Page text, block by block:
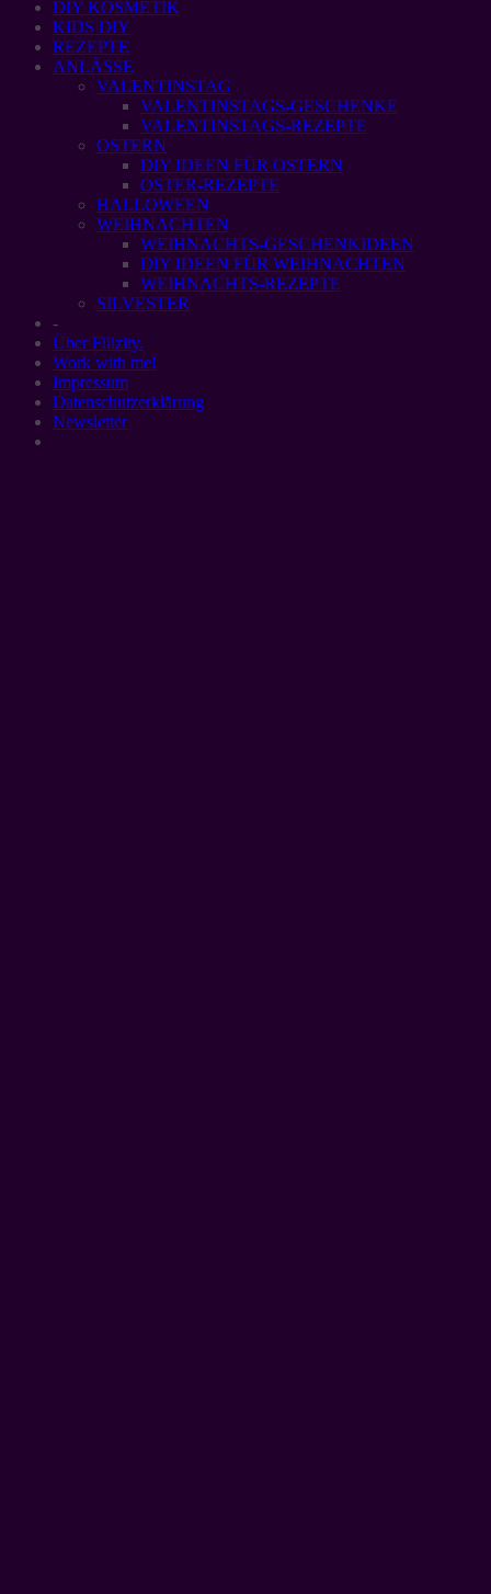
DIY KOSMETIK
KIDS DIY
REZEPTE
ANLÄSSE
VALENTINSTAG
VALENTINSTAGS-GESCHENKE
VALENTINSTAGS-REZEPTE
OSTERN
DIY IDEEN FÜR OSTERN
OSTER-REZEPTE
HALLOWEEN
WEIHNACHTEN
WEIHNACHTS-GESCHENKIDEEN
DIY IDEEN FÜR WEIHNACHTEN
WEIHNACHTS-REZEPTE
SILVESTER
-
Über Filizity.
Work with me!
Impressum
Datenschutzerklärung
Newsletter